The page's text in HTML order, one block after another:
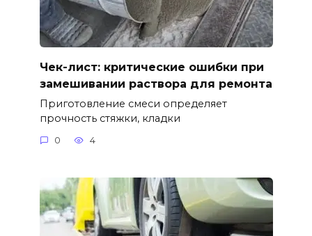
Чек-лист: критические ошибки при
замешивании раствора для ремонта
Приготовление смеси определяет
прочность стяжки, кладки
0 4